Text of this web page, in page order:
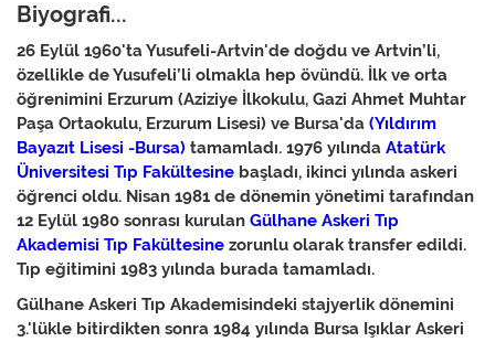
Biyografi...
26 Eylül 1960'ta Yusufeli-Artvin'de doğdu ve Artvin’li,
özellikle de Yusufeli’li olmakla hep övündü. İlk ve orta
öğrenimini Erzurum (Aziziye İlkokulu, Gazi Ahmet Muhtar
Paşa Ortaokulu, Erzurum Lisesi) ve Bursa'da (Yıldırım
Bayazıt Lisesi -Bursa) tamamladı. 1976 yılında Atatürk
Üniversitesi Tıp Fakültesine başladı, ikinci yılında askeri
öğrenci oldu. Nisan 1981 de dönemin yönetimi tarafından
12 Eylül 1980 sonrası kurulan Gülhane Askeri Tıp
Akademisi Tıp Fakültesine zorunlu olarak transfer edildi.
Tıp eğitimini 1983 yılında burada tamamladı.
Gülhane Askeri Tıp Akademisindeki stajyerlik dönemini
3.'lükle bitirdikten sonra 1984 yılında Bursa Işıklar Askeri